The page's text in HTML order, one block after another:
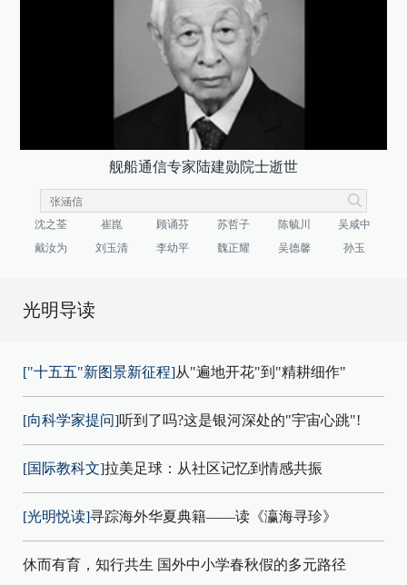
舰船通信专家陆建勋院士逝世
沈之荃 崔崑 顾诵芬 苏哲子 陈毓川
吴咸中
戴汝为
刘玉清 李幼平 魏正耀 吴德馨 孙玉
光明导读
["十五五"新图景新征程]从"遍地开花"到"精耕细作"
[向科学家提问]听到了吗?这是银河深处的"宇宙心跳"!
[国际教科文]拉美足球：从社区记忆到情感共振
[光明悦读]寻踪海外华夏典籍——读《瀛海寻珍》
休而有育，知行共生 国外中小学春秋假的多元路径